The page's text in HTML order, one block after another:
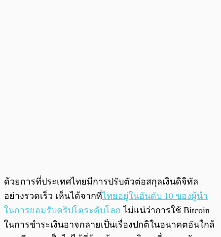
ด้วยการที่ประเทศไทยมีการปรับตัวต่อสกุลเงินดิจิทัล
อย่างรวดเร็ว เห็นได้จากที่ไทยอยู่ในอันดับ 10 ของผู้นำ
ในการยอมรับคริปโตระดับโลก ไม่แน่ว่าการใช้ Bitcoin
ในการชำระเงินอาจกลายเป็นเรื่องปกติในอนาคตอันใกล้